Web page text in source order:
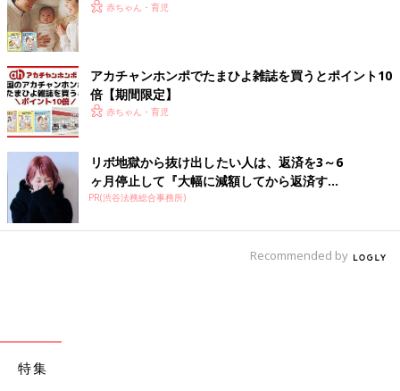
赤ちゃん・育児
アカチャンホンポでたまひよ雑誌を買うとポイント10
倍【期間限定】
赤ちゃん・育児
リボ地獄から抜け出したい人は、返済を3～6
ヶ月停止して『大幅に減額してから返済す...
PR(渋谷法務総合事務所)
Recommended by
特集